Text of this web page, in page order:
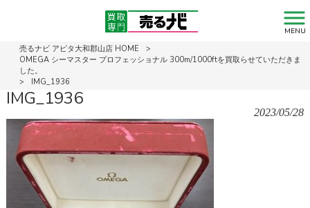
MENU
売るナビ アピタ大和郡山店 HOME
>
OMEGA シーマスター プロフェッショナル 300m/1000ftを買取らせていただきま
した。
>
IMG_1936
IMG_1936
2023/05/28